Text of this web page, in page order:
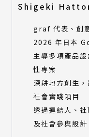
所有類別
環境永續特別獎-產品設
環境永續特別獎-建築與景
環境永續特別獎-數位動
時尚設計類
特別獎評審
所有類別
環境永續特別獎-建築與
環境永續特別獎-數位動畫
Shigeki
graf 代表、創
2026 年日本
主導多項產品
性專案
深耕地方創生
社會實踐項目
透過連結人、
及社會參與設計